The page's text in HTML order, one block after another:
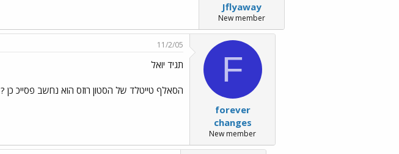
Jflyaway
New member
F
forever
changes
New member
11/2/05
תגיד יואל
הסאלף טייטלד של הסטון רוזס הוא נחשב פסייכ כן ?